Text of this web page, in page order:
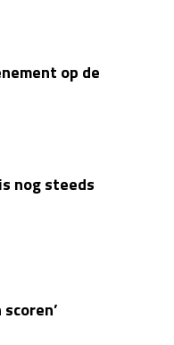
op de
nog steeds